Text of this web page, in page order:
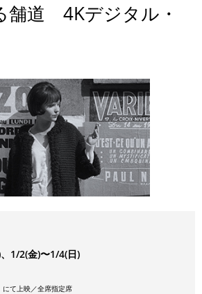
舗道 4Kデジタル・
1/2(金)〜1/4(日)
て上映／全席指定席